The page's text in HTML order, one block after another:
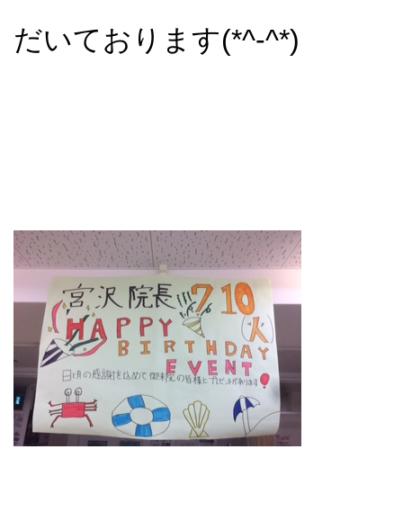
だいております(*^-^*)